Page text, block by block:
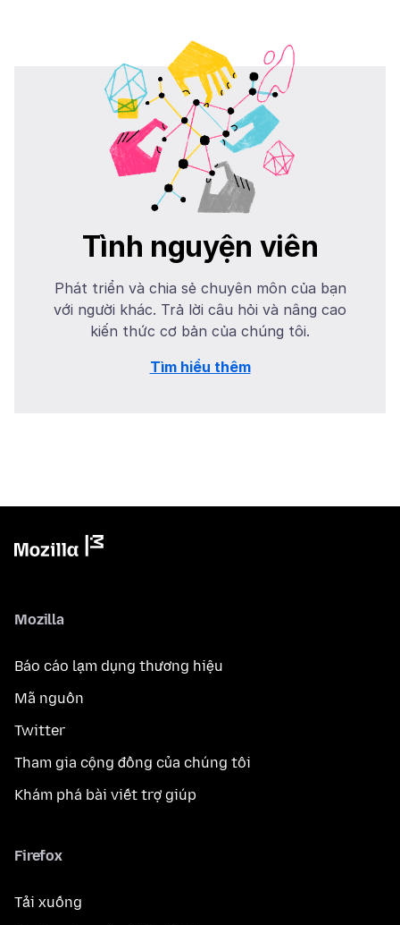
Tình nguyện viên
Phát triển và chia sẻ chuyên môn của bạn
với người khác. Trả lời câu hỏi và nâng cao
kiến thức cơ bản của chúng tôi.
Tìm hiểu thêm
Mozilla
Báo cáo lạm dụng thương hiệu
Mã nguồn
Twitter
Tham gia cộng đồng của chúng tôi
Khám phá bài viết trợ giúp
Firefox
Tải xuống